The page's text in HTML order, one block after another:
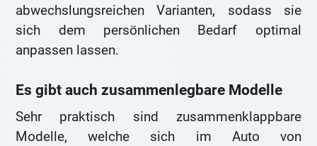
abwechslungsreichen Varianten, sodass sie
sich dem persönlichen Bedarf optimal
anpassen lassen.
Es gibt auch zusammenlegbare Modelle
Sehr praktisch sind zusammenklappbare
Modelle, welche sich im Auto von